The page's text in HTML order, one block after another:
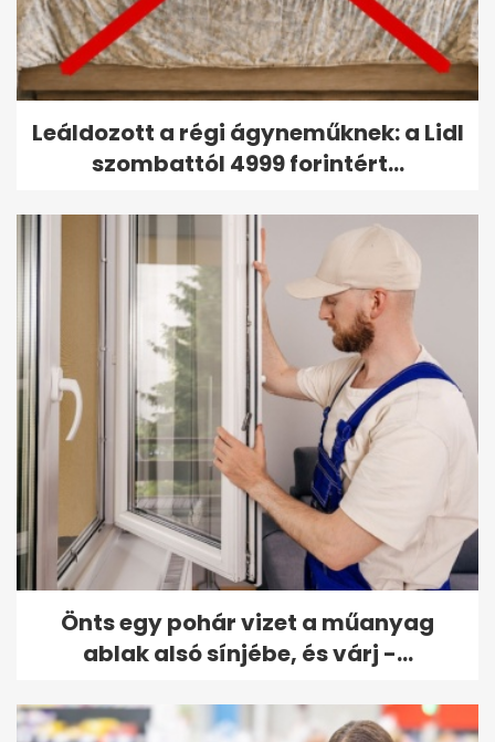
Leáldozott a régi ágyneműknek: a Lidl
szombattól 4999 forintért...
Önts egy pohár vizet a műanyag
ablak alsó sínjébe, és várj -...